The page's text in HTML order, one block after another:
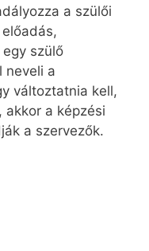
a szülői
szülő
neveli a
változtatnia kell,
akkor a képzési
a szervezők.